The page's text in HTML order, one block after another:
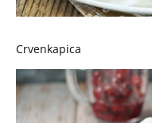
Crvenkapica